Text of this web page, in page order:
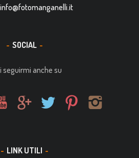
info@fotomanganelli.it
SOCIAL
seguirmi anche su
LINK UTILI